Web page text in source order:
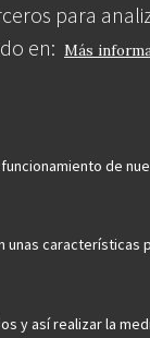
para
en: Más
de
unas
y así realizar la